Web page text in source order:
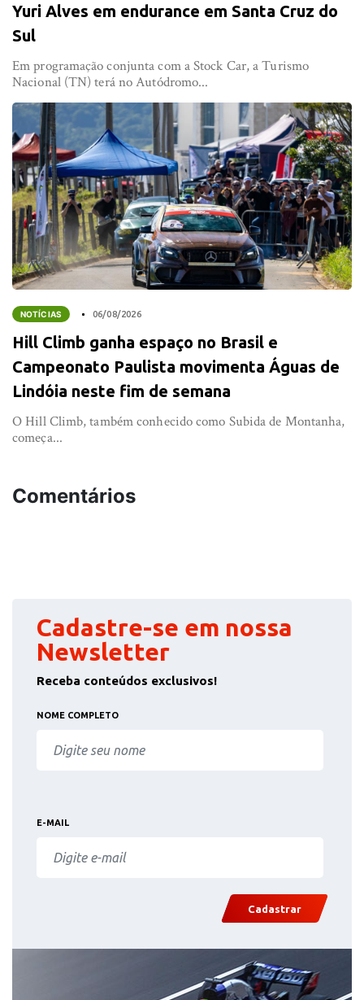
Yuri Alves em endurance em Santa Cruz do
Sul
Em programação conjunta com a Stock Car, a Turismo
Nacional (TN) terá no Autódromo...
NOTÍCIAS 06/08/2026
Hill Climb ganha espaço no Brasil e
Campeonato Paulista movimenta Águas de
Lindóia neste fim de semana
O Hill Climb, também conhecido como Subida de Montanha,
começa...
Comentários
Cadastre-se em nossa
Newsletter
Receba conteúdos exclusivos!
NOME COMPLETO
E-MAIL
Cadastrar